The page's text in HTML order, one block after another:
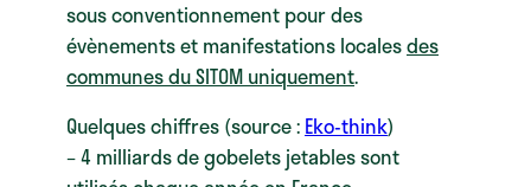
sous conventionnement pour des
évènements et manifestations localesdes
communes du SITOM uniquement.
Quelques chiffres (source : Eko-think)
– 4 milliards de gobelets jetables sont